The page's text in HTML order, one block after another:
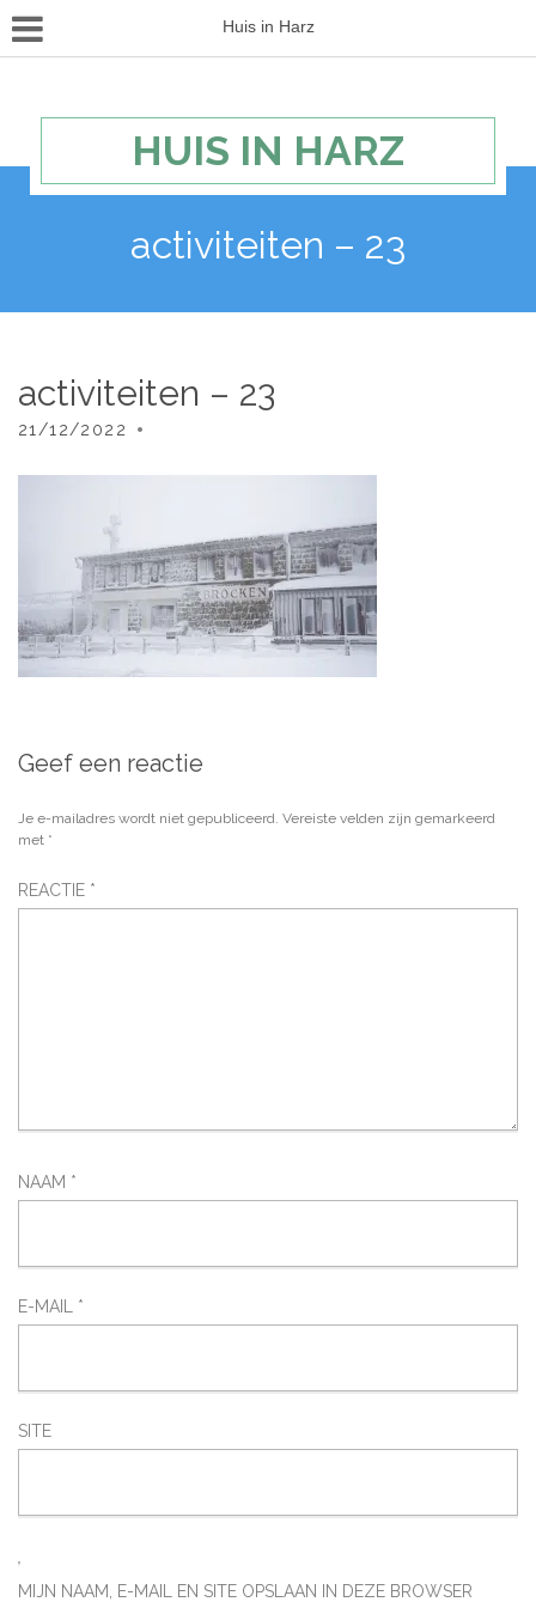
Huis in Harz
HUIS IN HARZ
activiteiten – 23
activiteiten – 23
21/12/2022
Geef een reactie
Je e-mailadres wordt niet gepubliceerd. Vereiste velden zijn gemarkeerd
met *
REACTIE *
NAAM *
E-MAIL *
SITE
MIJN NAAM, E-MAIL EN SITE OPSLAAN IN DEZE BROWSER